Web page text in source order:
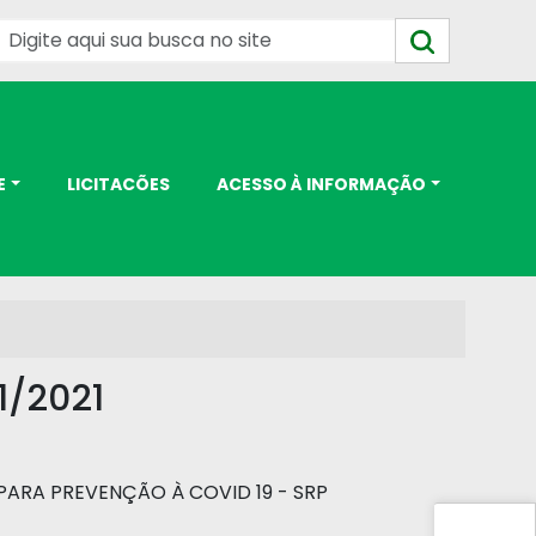
LICITACÕES ACESSO À INFORMAÇÃO
2021
PREVENÇÃO À COVID 19 - SRP